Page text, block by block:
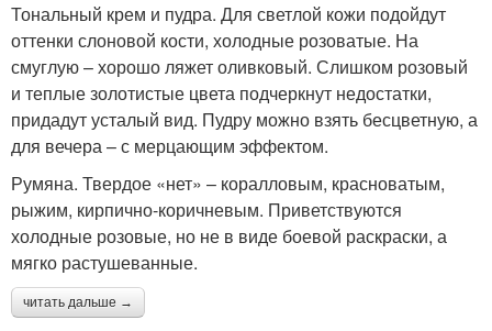
Тональный крем и пудра. Для светлой кожи подойдут
оттенки слоновой кости, холодные розоватые. На
смуглую – хорошо ляжет оливковый. Слишком розовый
и теплые золотистые цвета подчеркнут недостатки,
придадут усталый вид. Пудру можно взять бесцветную, а
для вечера – с мерцающим эффектом.
Румяна. Твердое «нет» – коралловым, красноватым,
рыжим, кирпично-коричневым. Приветствуются
холодные розовые, но не в виде боевой раскраски, а
мягко растушеванные.
читать дальше →